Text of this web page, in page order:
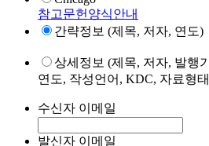
참고문헌양식안내
간략정보 (제목, 저자, 연도)
상세정보 (제목, 저자, 발행
연도, 작성언어, KDC, 자료형
수신자 이메일
발신자 이메일